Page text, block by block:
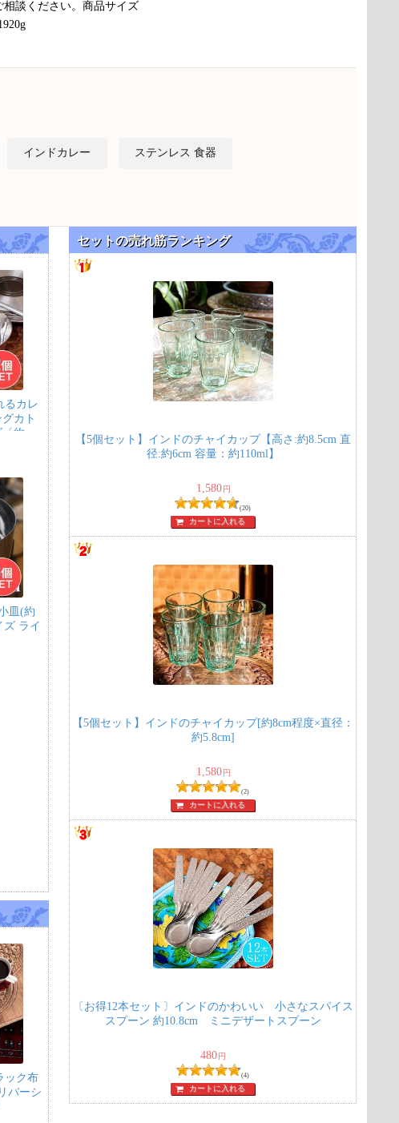
談ください。商品サイズ
インドカレー ステンレス 食器
るカレ
カト
約
〕
皿(約
ズ ライ
ック布
バーシ
セットの売れ筋ランキング
【5個セット】インドのチャイカップ【高さ:約8.5cm 直
径:約6cm 容量：約110ml】
1,580 円
(20)
カートに入れる
【5個セット】インドのチャイカップ[約8cm程度×直径：
約5.8cm]
1,580 円
(2)
カートに入れる
〔お得12本セット〕インドのかわいい 小さなスパイス
スプーン 約10.8cm ミニデザートスプーン
480円
(4)
カートに入れる